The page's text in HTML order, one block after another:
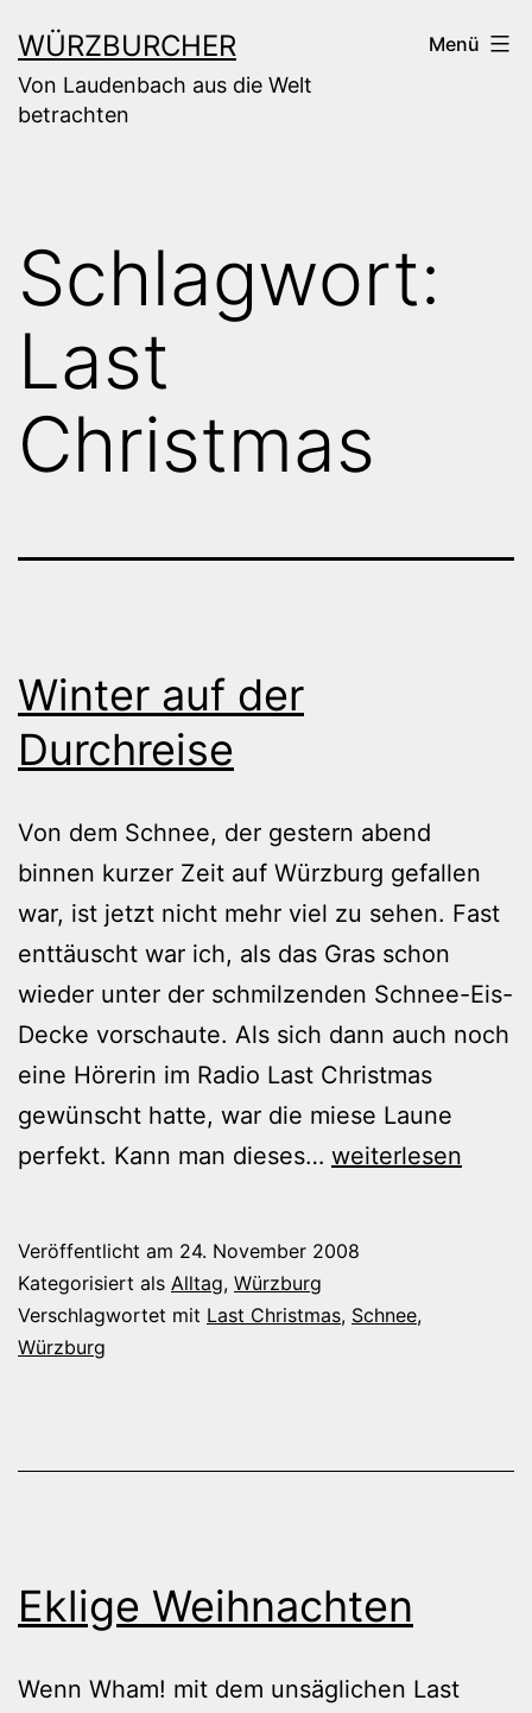
Inhalt
springen
WÜRZBURCHER
Von Laudenbach aus die Welt
betrachten
Menü
Schlagwort:
Last
Christmas
Winter auf der
Durchreise
Von dem Schnee, der gestern abend
binnen kurzer Zeit auf Würzburg gefallen
war, ist jetzt nicht mehr viel zu sehen. Fast
enttäuscht war ich, als das Gras schon
wieder unter der schmilzenden Schnee-Eis-
Decke vorschaute. Als sich dann auch noch
eine Hörerin im Radio Last Christmas
gewünscht hatte, war die miese Laune
perfekt. Kann man dieses… Winter
weiterlesen
Veröffentlicht am 24. November 2008
Kategorisiert als Alltag, Würzburg
Verschlagwortet mit Last Christmas, Schnee,
Würzburg
Eklige Weihnachten
Wenn Wham! mit dem unsäglichen Last